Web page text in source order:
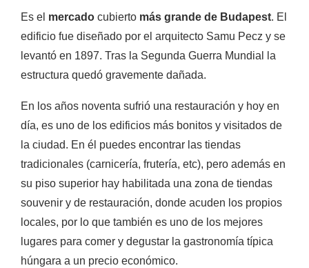
Es el mercado cubierto más grande de Budapest. El
edificio fue diseñado por el arquitecto Samu Pecz y se
levantó en 1897. Tras la Segunda Guerra Mundial la
estructura quedó gravemente dañada.
En los años noventa sufrió una restauración y hoy en
día, es uno de los edificios más bonitos y visitados de
la ciudad. En él puedes encontrar las tiendas
tradicionales (carnicería, frutería, etc), pero además en
su piso superior hay habilitada una zona de tiendas
souvenir y de restauración, donde acuden los propios
locales, por lo que también es uno de los mejores
lugares para comer y degustar la gastronomía típica
húngara a un precio económico.